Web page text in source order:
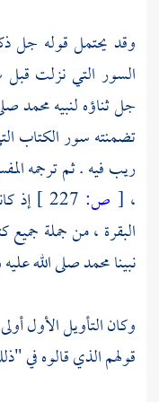
وقد يحتمل قوله جل
السور التي نزلت قبل
جل ثناؤه لنبيهمحمد
تضمنته سور الكتاب
ريب فيه . ثم ترجمه
، [ ص:
إذ
البقرة ، من جملة جميع
نبينامحمدصلى الله
وكان التأويل الأول
قولهم الذي قالوه في